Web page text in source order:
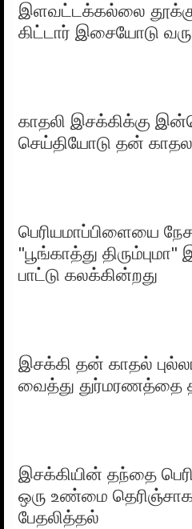
இளவட்டக்கல்லை
கிட்டார் இசையோடு
காதலி இசக்கிக்கு
செய்தியோடு தன்
பெரியமாப்பிளையை
"பூங்காத்து
பாட்டு கலக்கின்றது
இசக்கி தன் காதல்
வைத்து துர்மரணத்தை
இசக்கியின் தந்தை
ஒரு உண்மை
பேதலித்தல்